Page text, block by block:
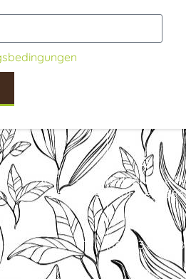
HOTEL - RESTAURANT Le
Lieu dit Petit Kohlberg
Tel. +33 (0)3 89 40